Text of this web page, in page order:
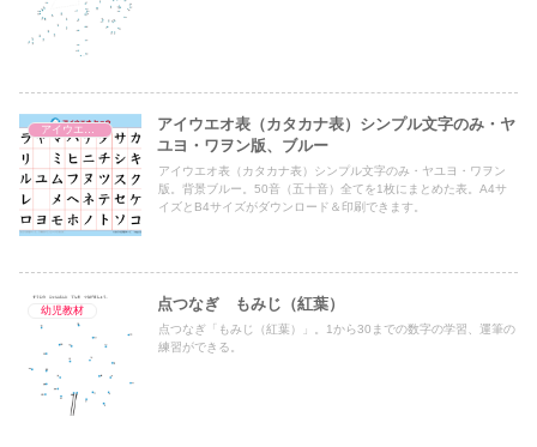
アイウエオ表（カタカナ表）
アイウエオ表（カタカナ表）シンプル文字のみ・ヤ
ユヨ・ワヲン版、ブルー
アイウエオ表（カタカナ表）シンプル文字のみ・ヤユヨ・ワヲン
版。背景ブルー。50音（五十音）全てを1枚にまとめた表。A4サ
イズとB4サイズがダウンロード＆印刷できます。
幼児教材 点つなぎ もみじ（紅葉）
点つなぎ「もみじ（紅葉）」。1から30までの数字の学習、運筆の
練習ができる。